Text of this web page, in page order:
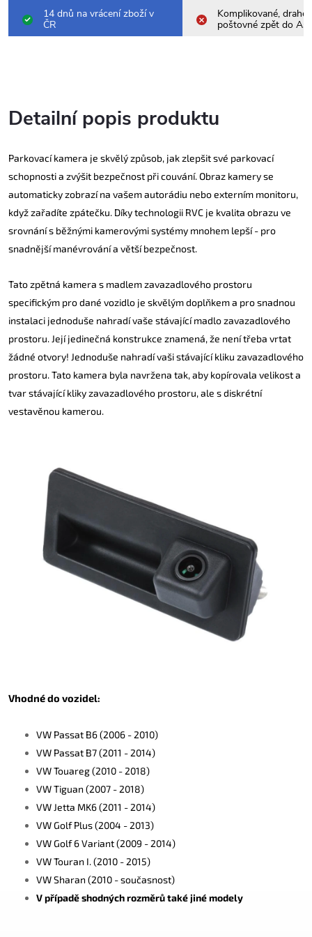
14 dnů na vrácení zboží v
ČR
Komplikované, drahé
poštovné zpět do
Detailní popis produktu
Parkovací kamera je skvělý způsob, jak zlepšit své parkovací
schopnosti a zvýšit bezpečnost při couvání. Obraz kamery se
automaticky zobrazí na vašem autorádiu nebo externím monitoru,
když zařadíte zpátečku. Díky technologii RVC je kvalita obrazu ve
srovnání s běžnými kamerovými systémy mnohem lepší - pro
snadnější manévrování a větší bezpečnost.
Tato zpětná kamera s madlem zavazadlového prostoru
specifickým pro dané vozidlo je skvělým doplňkem a pro snadnou
instalaci jednoduše nahradí vaše stávající madlo zavazadlového
prostoru. Její jedinečná konstrukce znamená, že není třeba vrtat
žádné otvory! Jednoduše nahradí vaši stávající kliku zavazadlového
prostoru. Tato kamera byla navržena tak, aby kopírovala velikost a
tvar stávající kliky zavazadlového prostoru, ale s diskrétní
vestavěnou kamerou.
Vhodné do vozidel:
VW Passat B6 (2006 - 2010)
VW Passat B7 (2011 - 2014)
VW Touareg (2010 - 2018)
VW Tiguan (2007 - 2018)
VW Jetta MK6 (2011 - 2014)
VW Golf Plus (2004 - 2013)
VW Golf 6 Variant (2009 - 2014)
VW Touran I. (2010 - 2015)
VW Sharan (2010 - současnost)
V případě shodných rozměrů také jiné modely